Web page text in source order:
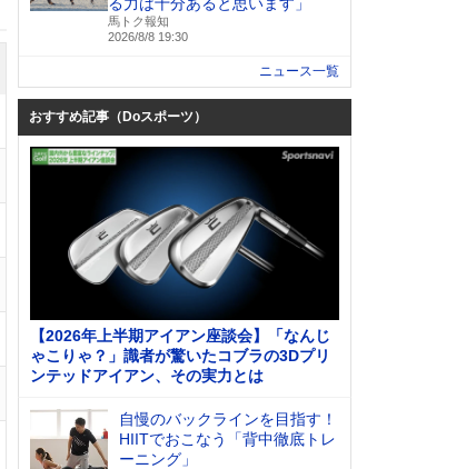
馬トク報知
2026/8/8 19:30
ニュース一覧
おすすめ記事（Doスポーツ）
【2026年上半期アイアン座談会】「なんじ
ゃこりゃ？」識者が驚いたコブラの3Dプリ
ンテッドアイアン、その実力とは
自慢のバックラインを目指す！
HIITでおこなう「背中徹底トレ
ーニング」